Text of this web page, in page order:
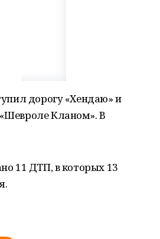
дорогу «Хендаю» и
Кланом». В
11 ДТП, в которых 13